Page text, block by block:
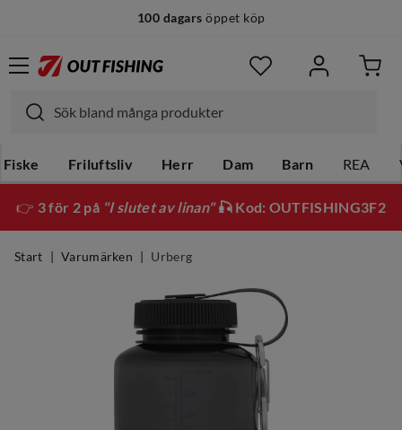
100 dagars öppet köp
Fiske Friluftsliv Herr Dam Barn REA
👉 3 för 2 på "I slutet av linan"🎣 Kod: OUTFISHING3F2
Start Varumärken Urberg